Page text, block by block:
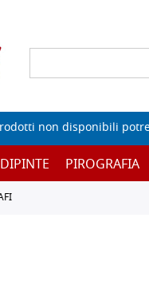
non disponibili
PIROGRAFIA